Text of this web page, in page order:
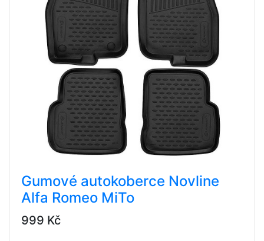
Gumové autokoberce Novline
Alfa Romeo MiTo
999 Kč